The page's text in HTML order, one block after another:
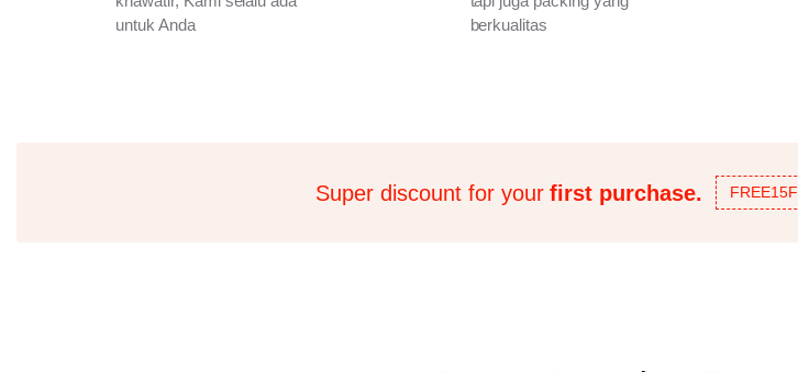
untuk Anda
berkualitas
Super discount for yourfirst purchase.